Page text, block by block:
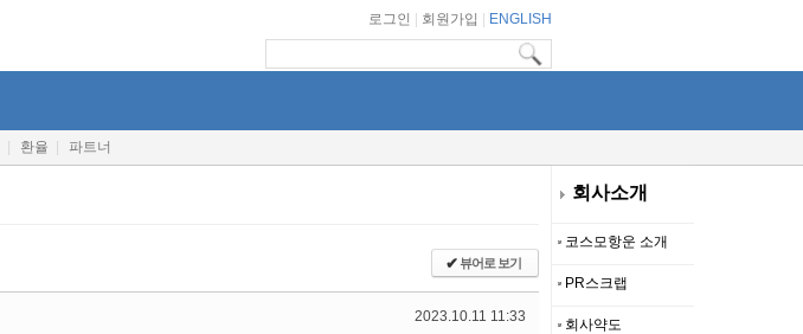
회사소개
코스모항운 소개
PR스크랩
회사약도
로그인 회원가입 ENGLISH
환율 파트너
✔뷰어로 보기
2023.10.11 11:33